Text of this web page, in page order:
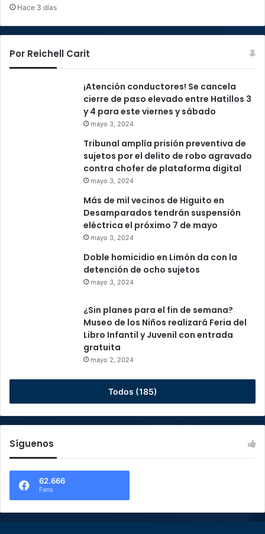
Hace 3 días
Por Reichell Carit
¡Atención conductores! Se cancela
cierre de paso elevado entre Hatillos 3
y 4 para este viernes y sábado
mayo 3, 2024
Tribunal amplía prisión preventiva de
sujetos por el delito de robo agravado
contra chofer de plataforma digital
mayo 3, 2024
Más de mil vecinos de Higuito en
Desamparados tendrán suspensión
eléctrica el próximo 7 de mayo
mayo 3, 2024
Doble homicidio en Limón da con la
detención de ocho sujetos
mayo 3, 2024
¿Sin planes para el fin de semana?
Museo de los Niños realizará Feria del
Libro Infantil y Juvenil con entrada
gratuita
mayo 2, 2024
Todos (185)
Síguenos
62.666
Fans